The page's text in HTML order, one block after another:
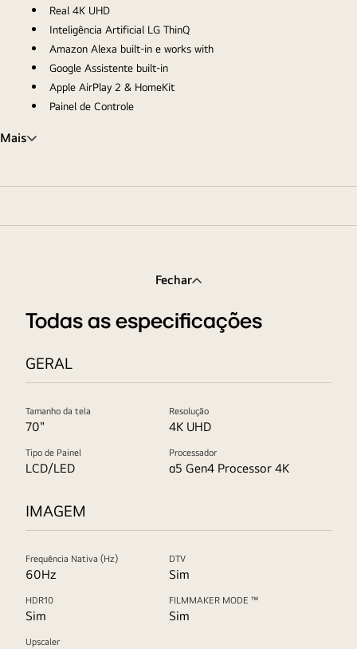
Real 4K UHD
Inteligência Artificial LG ThinQ
Amazon Alexa built-in e works with
Google Assistente built-in
Apple AirPlay 2 & HomeKit
Painel de Controle
Mais
Fechar
Todas as especificações
GERAL
Tamanho da tela
70"
Resolução
4K UHD
Tipo de Painel
LCD/LED
Processador
α5 Gen4 Processor 4K
IMAGEM
Frequência Nativa (Hz)
60Hz
DTV
Sim
HDR10
Sim
FILMMAKER MODE ™
Sim
Upscaler